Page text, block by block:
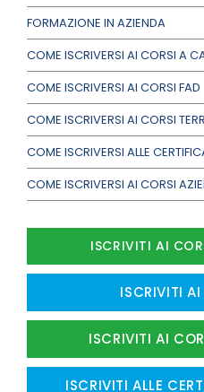
FORMAZIONE IN AZIENDA
COME ISCRIVERSI AI CORSI A
COME ISCRIVERSI AI CORSI FAD
COME ISCRIVERSI AI CORSI
COME ISCRIVERSI ALLE
COME ISCRIVERSI AI CORSI
ISCRIVITI AI
ISCRIVITI
ISCRIVITI AI
ISCRIVITI ALLE